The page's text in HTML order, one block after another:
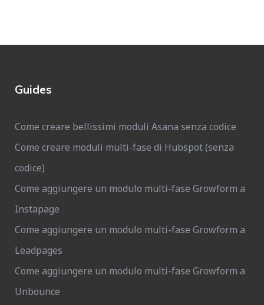
Guides
Come creare bellissimi moduli Asana senza codice
Come creare moduli multi-fase di Hubspot (senza
codice)
Come aggiungere un modulo multi-fase Growform a
Instapage
Come aggiungere un modulo multi-fase Growform a
Leadpages
Come aggiungere un modulo multi-fase Growform a
Unbounce